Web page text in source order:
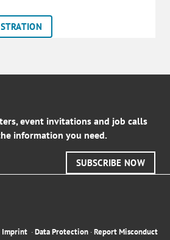
event invitations and job calls
information you need.
SUBSCRIBE NOW
Imprint ·Data Protection ·Report Misconduct